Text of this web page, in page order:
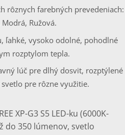
rôznych farebných prevedeniach:
Modrá, Ružová.
ľahké, vysoko odolné, pohodlné
rozptylom tepla.
lúč pre dlhý dosvit, rozptýlené
pre rôzne využitie.
XP-G3 S5 LED-ku (6000K-
do 350 lúmenov, svetlo